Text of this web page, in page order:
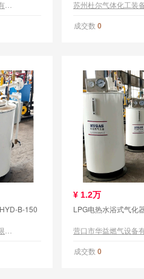
成交数 0
B-150
¥ 1.2万
LPG电热水浴式气化
成交数 0